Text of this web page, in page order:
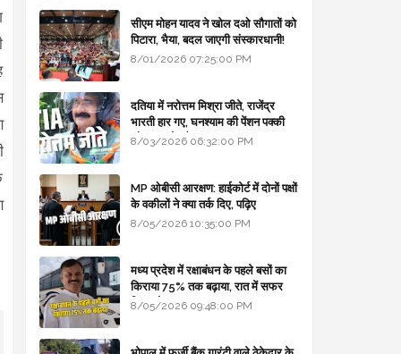
सीएम मोहन यादव ने खोल दओ सौगातों को
पिटारा, भैया, बदल जाएगी संस्कारधानी!
8/01/2026 07:25:00 PM
दतिया में नरोत्तम मिश्रा जीते, राजेंद्र
भारती हार गए, घनश्याम की पेंशन पक्की
और आशुतोष बैक टू...
8/03/2026 06:32:00 PM
MP ओबीसी आरक्षण: हाईकोर्ट में दोनों पक्षों
के वकीलों ने क्या तर्क दिए, पढ़िए
8/05/2026 10:35:00 PM
मध्य प्रदेश में रक्षाबंधन के पहले बसों का
किराया 75% तक बढ़ाया, रात में सफर
किया तो 10% एक्स्ट्रा
8/05/2026 09:48:00 PM